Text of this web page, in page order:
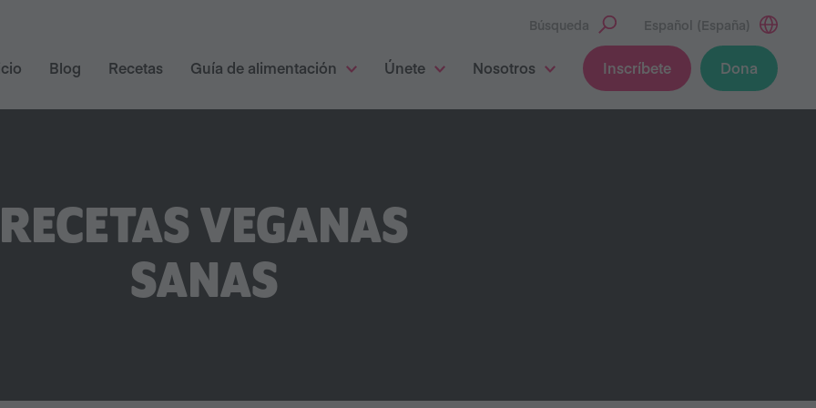
Búsqueda Español (España)
Blog Recetas Guía de alimentación Únete Nosotros Inscríbete Dona
RECETAS VEGANAS
SANAS